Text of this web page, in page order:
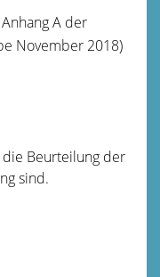
A der
November 2018)
Beurteilung der
sind.